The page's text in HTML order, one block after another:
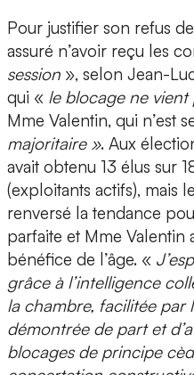
Pour justifier son refus
assuré n’avoir reçu les
session », selon Jean-
qui « le blocage ne vient
Mme Valentin, qui n’est
majoritaire ». Aux
avait obtenu 13 élus sur
(exploitants actifs), mais
renversé la tendance
parfaite et Mme Valentin
bénéfice de l’âge. «
grâce à l’intelligence
la chambre, facilitée par
démontrée de part et
blocages de principe